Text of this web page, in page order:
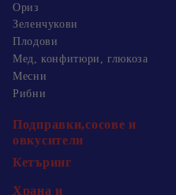
Ориз
Зеленчукови
Плодови
Мед, конфитюри, глюкоза
Месни
Рибни
Подправки,сосове и
овкусители
Кетъринг
Храна и